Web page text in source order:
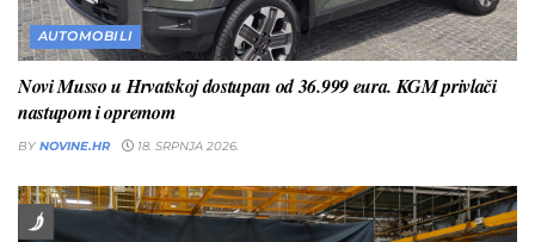
AUTOMOBILI
Novi Musso u Hrvatskoj dostupan od 36.999 eura. KGM privlači
nastupom i opremom
BY NOVINE.HR 18. SRPNJA 2026.